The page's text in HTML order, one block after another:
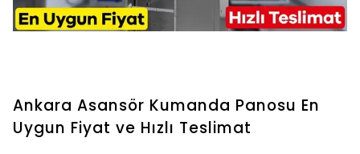
Ankara Asansör Kumanda Panosu En
Uygun Fiyat ve Hızlı Teslimat